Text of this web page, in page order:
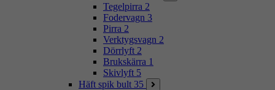
Tegelpirra 2
Fodervagn 3
Pirra 2
Verktygsvagn 2
Dörrlyft 2
Brukskärra 1
Skivlyft 5
Häft spik bult 35